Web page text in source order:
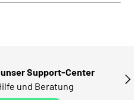
Support-Center
und Beratung